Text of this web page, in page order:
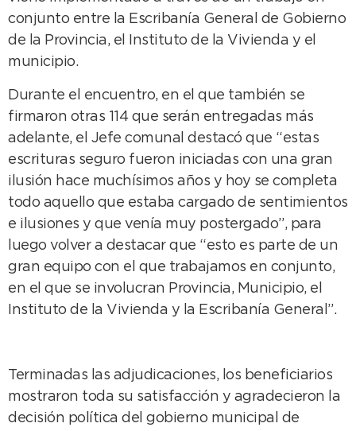
conjunto entre la Escribanía General de Gobierno
de la Provincia, el Instituto de la Vivienda y el
municipio.
Durante el encuentro, en el que también se
firmaron otras 114 que serán entregadas más
adelante, el Jefe comunal destacó que “estas
escrituras seguro fueron iniciadas con una gran
ilusión hace muchísimos años y hoy se completa
todo aquello que estaba cargado de sentimientos
e ilusiones y que venía muy postergado”, para
luego volver a destacar que “esto es parte de un
gran equipo con el que trabajamos en conjunto,
en el que se involucran Provincia, Municipio, el
Instituto de la Vivienda y la Escribanía General”.
Terminadas las adjudicaciones, los beneficiarios
mostraron toda su satisfacción y agradecieron la
decisión política del gobierno municipal de